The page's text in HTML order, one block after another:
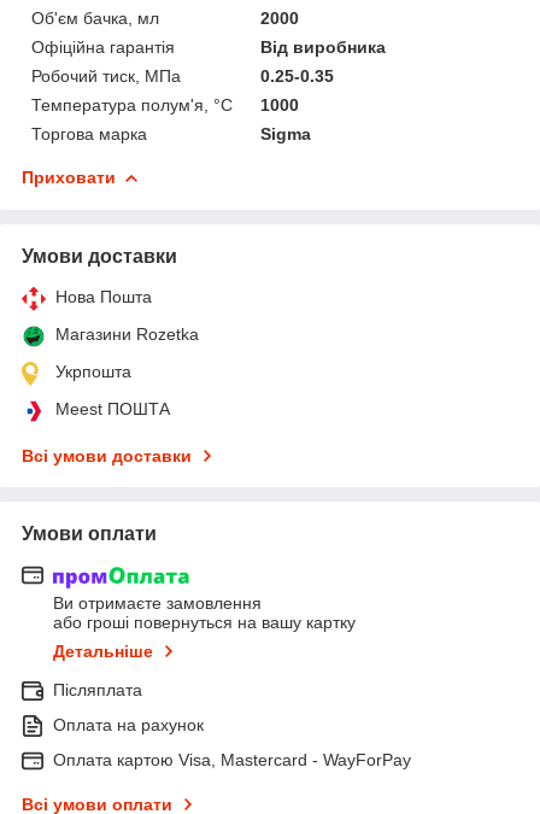
Об'єм бачка, мл
2000
Офіційна гарантія
Від виробника
Робочий тиск, МПа
0.25-0.35
Температура полум'я, °C
1000
Торгова марка
Sigma
Приховати
Умови доставки
Нова Пошта
Магазини Rozetka
Укрпошта
Meest ПОШТА
Всі умови доставки
Умови оплати
Ви отримаєте замовлення
або гроші повернуться на вашу картку
Детальніше
Післяплата
Оплата на рахунок
Оплата картою Visa, Mastercard - WayForPay
Всі умови оплати